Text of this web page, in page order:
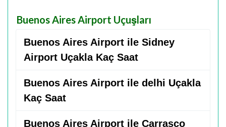
Buenos Aires Airport Uçuşları
Buenos Aires Airport ile Sidney
Airport Uçakla Kaç Saat
Buenos Aires Airport ile delhi Uçakla
Kaç Saat
Buenos Aires Airport ile Carrasco